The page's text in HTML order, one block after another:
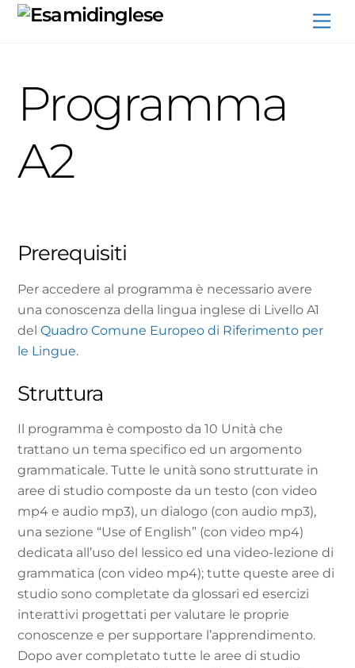
Skip
Programma
A2
Prerequisiti
Per accedere al programma è necessario avere
una conoscenza della lingua inglese di Livello A1
delQuadro Comune Europeo di Riferimento per
le Lingue.
Struttura
Il programma è composto da 10 Unità che
trattano un tema specifico ed un argomento
grammaticale. Tutte le unità sono strutturate in
aree di studio composte da un testo (con video
mp4 e audio mp3), un dialogo (con audio mp3),
una sezione “Use of English” (con video mp4)
dedicata all’uso del lessico ed una video-lezione di
grammatica (con video mp4); tutte queste aree di
studio sono completate da glossari ed esercizi
interattivi progettati per valutare le proprie
conoscenze e per supportare l’apprendimento.
Dopo aver completato tutte le aree di studio